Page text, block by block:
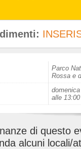
Parco
Rossa e
alle 13:00
di questo
alcuni locali/